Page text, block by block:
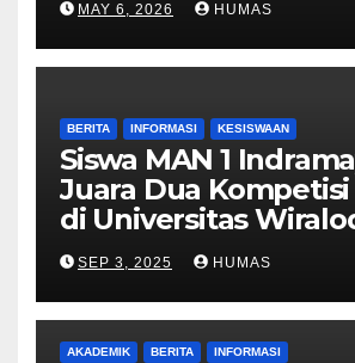
MAY 6, 2026 HUMAS
BERITA INFORMASI KESISWAAN
Siswa MAN 1
Juara Dua
di Universitas
SEP 3, 2025 HUMAS
AKADEMIK BERITA INFORMASI